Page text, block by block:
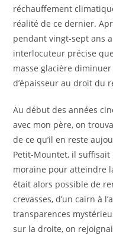
réchauffement
réalité de ce dernier.
pendant vingt-sept ans
interlocuteur précise
masse glacière
d’épaisseur au droit du
Au début des années
avec mon père, on
de ce qu’il en reste
Petit-Mountet, il
moraine pour atteindre
était alors possible de
crevasses, d’un cairn à
transparences
sur la droite, on